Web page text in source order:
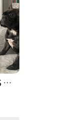
반려견 유골을 우주에 뿌렸다…GPS 추적기로 회수까지 성공